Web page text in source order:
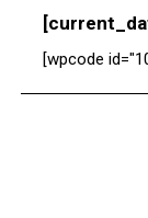
[wpcode